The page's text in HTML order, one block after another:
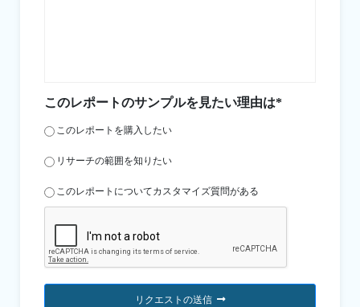
このレポートのサンプルを見たい理由は*
このレポートを購入したい
リサーチの範囲を知りたい
このレポートについてカスタマイズ質問がある
リクエストの送信